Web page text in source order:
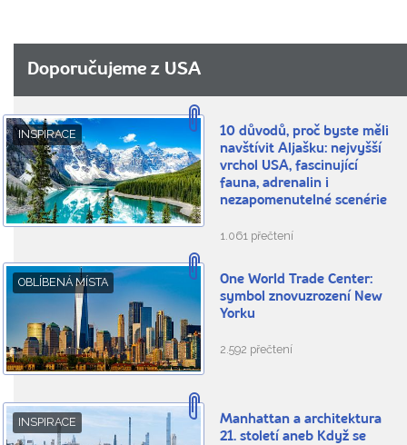
Doporučujeme z USA
INSPIRACE
10 důvodů, proč byste měli
navštívit Aljašku: nejvyšší
vrchol USA, fascinující
fauna, adrenalin i
nezapomenutelné scenérie
1.061 přečtení
OBLÍBENÁ MÍSTA
One World Trade Center:
symbol znovuzrození New
Yorku
2.592 přečtení
INSPIRACE
Manhattan a architektura
21. století aneb Když se